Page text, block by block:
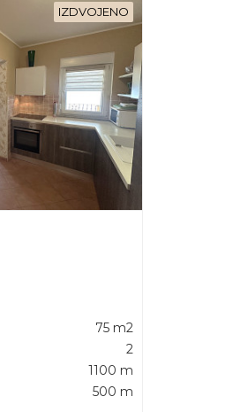
IZDVOJENO
75 m2
2
1100 m
500 m